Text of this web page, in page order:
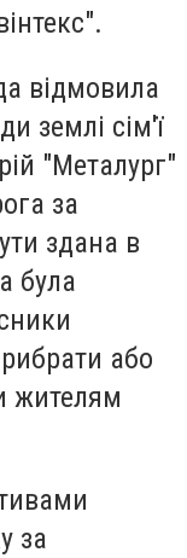
відмовила
землі сім'ї
"Металург"
за
здана в
була
або
жителям
за